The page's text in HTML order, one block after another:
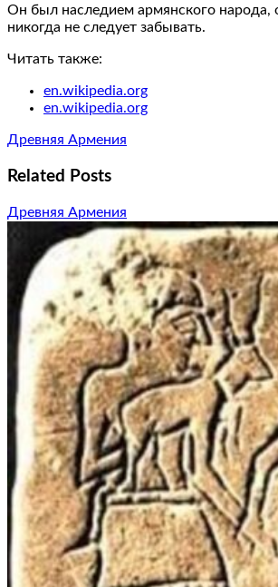
Он был наследием армянского народа,
никогда не следует забывать.
Читать также:
en.wikipedia.org
en.wikipedia.org
Древняя Армения
Related Posts
Древняя Армения